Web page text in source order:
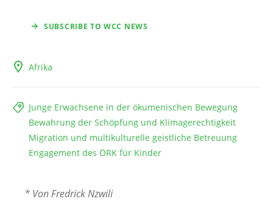
SUBSCRIBE TO WCC NEWS
Afrika
Junge Erwachsene in der ökumenischen Bewegung
Bewahrung der Schöpfung und Klimagerechtigkeit
Migration und multikulturelle geistliche Betreuung
Engagement des ÖRK für Kinder
* Von Fredrick Nzwili